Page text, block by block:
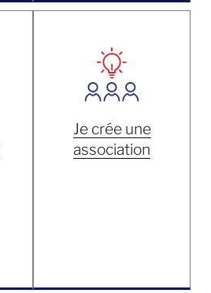
Je crée une
association